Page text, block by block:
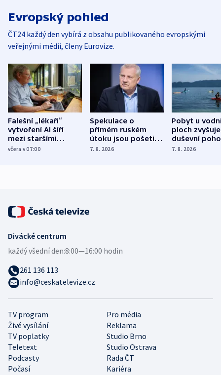
Evropský pohled
ČT24 každý den vybírá z obsahu publikovaného evropskými
veřejnými médii, členy Eurovize.
Falešní „lékaři“
vytvoření AI šíří
mezi staršími
Poláky nebezpečné
včera v 07:00
Spekulace o
přímém ruském
útoku jsou pošetilé,
míní estonský
7. 8. 2026
Pobyt u
ploch zvyšuje
duševní
ukázala
7. 8. 2026
TV program
Pro média
Živé vysílání
Reklama
TV poplatky
Studio Brno
Teletext
Studio Ostrava
Podcasty
Rada ČT
Počasí
Kariéra
Divácké centrum
každý všední den:8:00—16:00 hodin
261 136 113
info@ceskatelevize.cz